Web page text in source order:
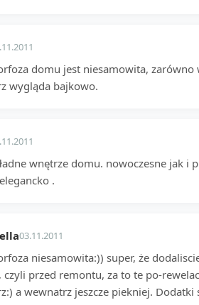
domu jest niesamowita, zarówno
wygląda bajkowo.
wnętrze domu. nowoczesne jak i
.
03.11.2011
niesamowita:)) super, że
czyli przed remontu, za to te po-
a wewnatrz jeszcze piekniej.